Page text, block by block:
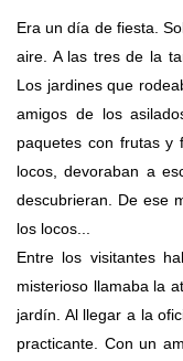
Era un día de fiesta.
aire. A las tres de la
Los jardines que
amigos de los
paquetes con frutas y
locos, devoraban a
descubrieran. De ese
los locos...
Entre los visitantes
misterioso llamaba la
jardín. Al llegar a la
practicante. Con un